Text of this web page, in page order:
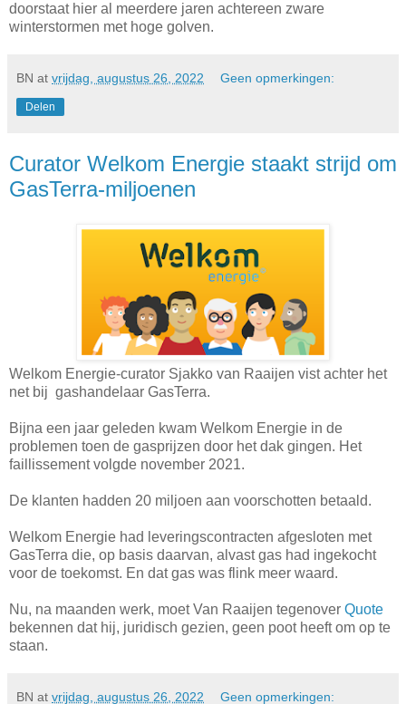
doorstaat hier al meerdere jaren achtereen zware
winterstormen met hoge golven.
BN at vrijdag, augustus 26, 2022 Geen opmerkingen:
Delen
Curator Welkom Energie staakt strijd om
GasTerra-miljoenen
Welkom Energie-curator Sjakko van Raaijen vist achter het
net bij gashandelaar GasTerra.
Bijna een jaar geleden kwam Welkom Energie in de
problemen toen de gasprijzen door het dak gingen. Het
faillissement volgde november 2021.
De klanten hadden 20 miljoen aan voorschotten betaald.
Welkom Energie had leveringscontracten afgesloten met
GasTerra die, op basis daarvan, alvast gas had ingekocht
voor de toekomst. En dat gas was flink meer waard.
Nu, na maanden werk, moet Van Raaijen tegenover Quote
bekennen dat hij, juridisch gezien, geen poot heeft om op te
staan.
BN at vrijdag, augustus 26, 2022 Geen opmerkingen: